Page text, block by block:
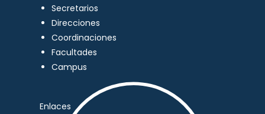
Secretarios
Direcciones
Coordinaciones
Facultades
Campus
Enlaces